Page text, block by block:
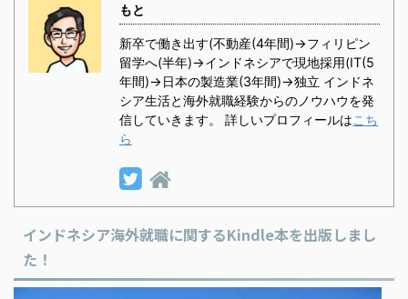
もと
新卒で働き出す(不動産(4年間)→フィリピン
留学へ(半年)→インドネシアで現地採用(IT(5
年間)→日本の製造業(3年間)→独立 インドネ
シア生活と海外就職経験からのノウハウを発
信していきます。 詳しいプロフィールはこち
ら
インドネシア海外就職に関するKindle本を出版しまし
た！